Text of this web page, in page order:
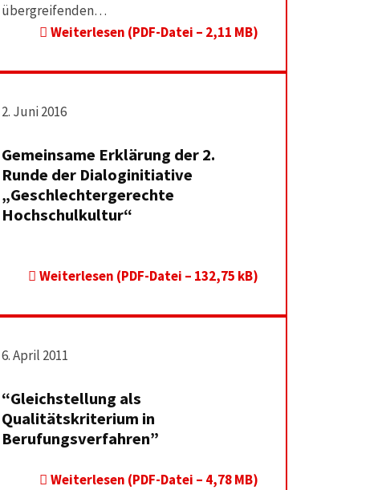
übergreifenden…
Weiterlesen (PDF-Datei – 2,11 MB)
2. Juni 2016
Gemeinsame Erklärung der 2.
Runde der Dialoginitiative
„Geschlechtergerechte
Hochschulkultur“
Weiterlesen (PDF-Datei – 132,75 kB)
6. April 2011
“Gleichstellung als
Qualitätskriterium in
Berufungsverfahren”
Weiterlesen (PDF-Datei – 4,78 MB)